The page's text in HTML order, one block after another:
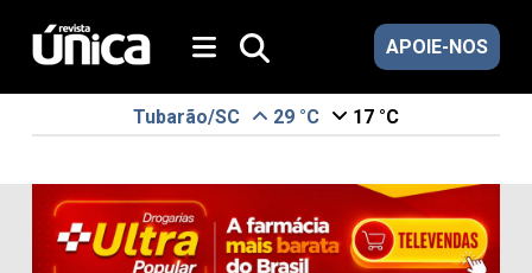
APOIE-NOS
Tubarão/SC 29 °C 17 °C